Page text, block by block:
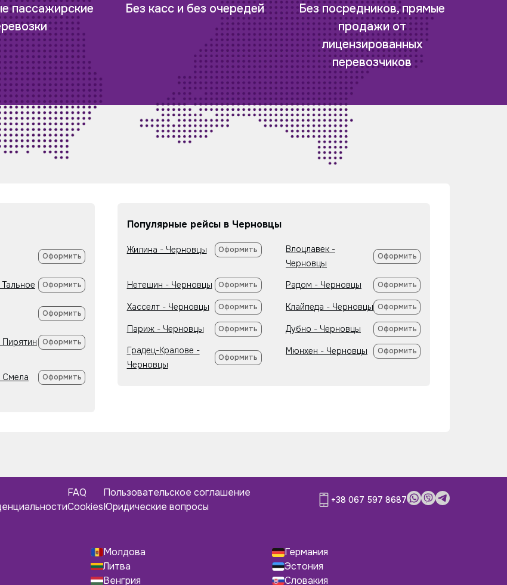
пассажирские
Без касс и без очередей
Без посредников, прямые
продажи от
лицензированных
перевозчиков
Оформить
Оформить
Оформить
Оформить
Смела Оформить
Популярные рейсы в Черновцы
Жилина - Черновцы Оформить
Нетешин - Черновцы Оформить
Хасселт - Черновцы Оформить
Париж - Черновцы Оформить
Градец-Кралове -
Черновцы
Оформить
Влоцлавек -
Черновцы
Оформить
Радом - Черновцы Оформить
Клайпеда - Черновцы Оформить
Дубно - Черновцы Оформить
Мюнхен - Черновцы Оформить
FAQ
Cookies
Пользовательское соглашение
Юридические вопросы
+38 067 597 8687
Молдова
Литва
Венгрия
Германия
Эстония
Словакия